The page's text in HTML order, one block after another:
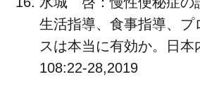
生活指導、食事指導、プ
スは本当に有効か。日本
108:22-28,2019